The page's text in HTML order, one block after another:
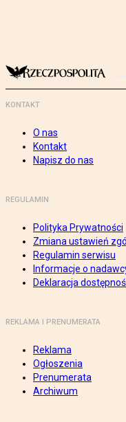
KONTAKT
O nas
Kontakt
Napisz do nas
REGULAMIN
Polityka Prywatności
Zmiana ustawień
Regulamin serwisu
Informacje o
Deklaracja
REKLAMA I PRENUMERATA
Reklama
Ogłoszenia
Prenumerata
Archiwum